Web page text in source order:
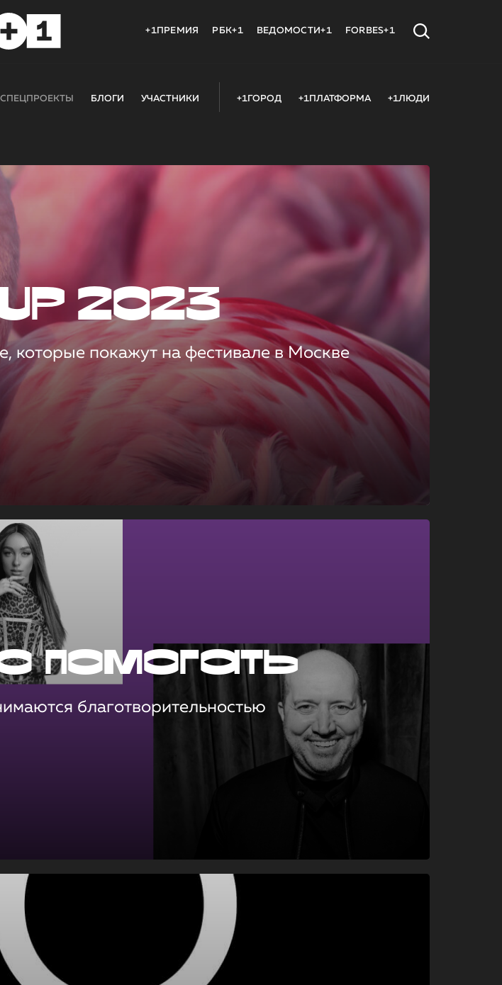
+1ПРЕМИЯ РБК+1 ВЕДОМОСТИ+1 FORBES+1
СПЕЦПРОЕКТЫ БЛОГИ УЧАСТНИКИ +1ГОРОД +1ПЛАТФОРМА +1ЛЮДИ
2023
которые покажут на фестивале в Москве
помогать
благотворительностью